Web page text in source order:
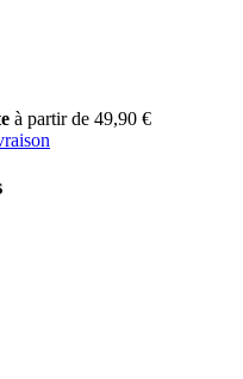
à partir de 49,90 €